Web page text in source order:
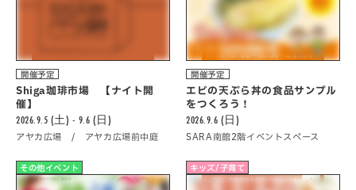
開催予定
Shiga珈琲市場 【ナイト開
催】
2026.9.5 (土) - 9.6 (日)
アヤカ広場 / アヤカ広場前中庭
開催予定
エビの天ぷら丼の食品サンプル
をつくろう！
2026.9.6 (日)
SARA南館2階イベントスペース
その他イベント キッズ/子育て